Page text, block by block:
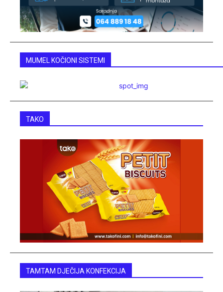
MUMEL KOČIONI SISTEMI
TAKO
TAMTAM DJEČIJA KONFEKCIJA